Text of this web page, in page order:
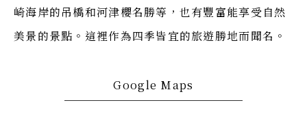
崎海岸的吊橋和河津櫻名勝等，也有豐富能享受自然
美景的景點。這裡作為四季皆宜的旅遊勝地而聞名。
Google Maps